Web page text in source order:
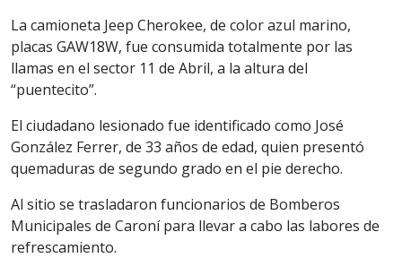
La camioneta Jeep Cherokee, de color azul marino,
placas GAW18W, fue consumida totalmente por las
llamas en el sector 11 de Abril, a la altura del
“puentecito”.
El ciudadano lesionado fue identificado como José
González Ferrer, de 33 años de edad, quien presentó
quemaduras de segundo grado en el pie derecho.
Al sitio se trasladaron funcionarios de Bomberos
Municipales de Caroní para llevar a cabo las labores de
refrescamiento.